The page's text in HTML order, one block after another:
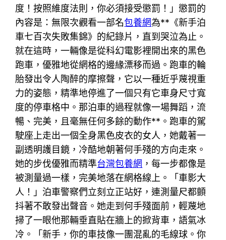
度！按照維度法則，你必須接受懲罰！」懲罰的
內容是：無限次觀看一部名包養網為**《新手泊
車七百次失敗集錦》的紀錄片，直到哭泣為止。
就在這時，一輛像是從科幻電影裡開出來的黑色
跑車，優雅地從網格的邊緣漂移而過。跑車的輪
胎發出令人陶醉的摩擦聲，它以一種近乎蔑視重
力的姿態，精準地停進了一個只有它車身尺寸寬
度的停車格中。那泊車的過程就像一場舞蹈，流
暢、完美，且毫無任何多餘的動作**。跑車的駕
駛座上走出一個全身黑色皮衣的女人，她戴著一
副透明護目鏡，冷酷地朝著何手殘的方向走來。
她的步伐優雅而精準台灣包養網 ，每一步都像是
被測量過一樣，完美地落在網格線上。「車影大
人！」泊車警察們立刻立正站好，連測量尺都顫
抖著不敢發出聲音。她走到何手殘面前，輕蔑地
掃了一眼他那輛垂直貼在牆上的掀背車，語氣冰
冷。「新手，你的車技像一團混亂的毛線球。你